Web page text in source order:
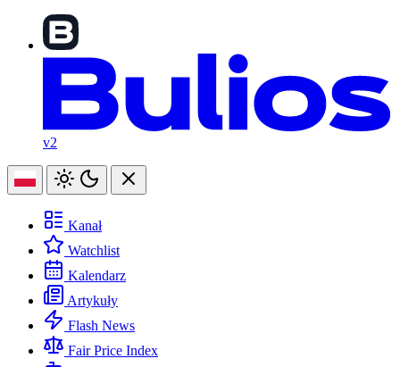
v2
Kanał
Watchlist
Kalendarz
Artykuły
Flash News
Fair Price Index